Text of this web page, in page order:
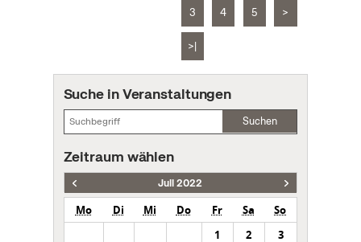
3 4 5 >
>|
Suche in Veranstaltungen
Suchen
Zeitraum wählen
Juli 2022
Mo Di Mi Do Fr Sa
So
1
2
3